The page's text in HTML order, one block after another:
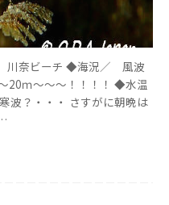
奈ビーチ ◆海況／ 風波
ｍ～～～！！！！ ◆水温
？・・・ さすがに朝晩は